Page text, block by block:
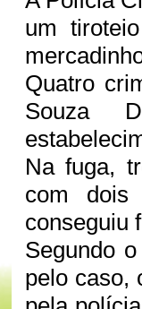
um
Quatro
Souza
Na fuga,
com dois
conseguiu
Segundo
pelo caso,